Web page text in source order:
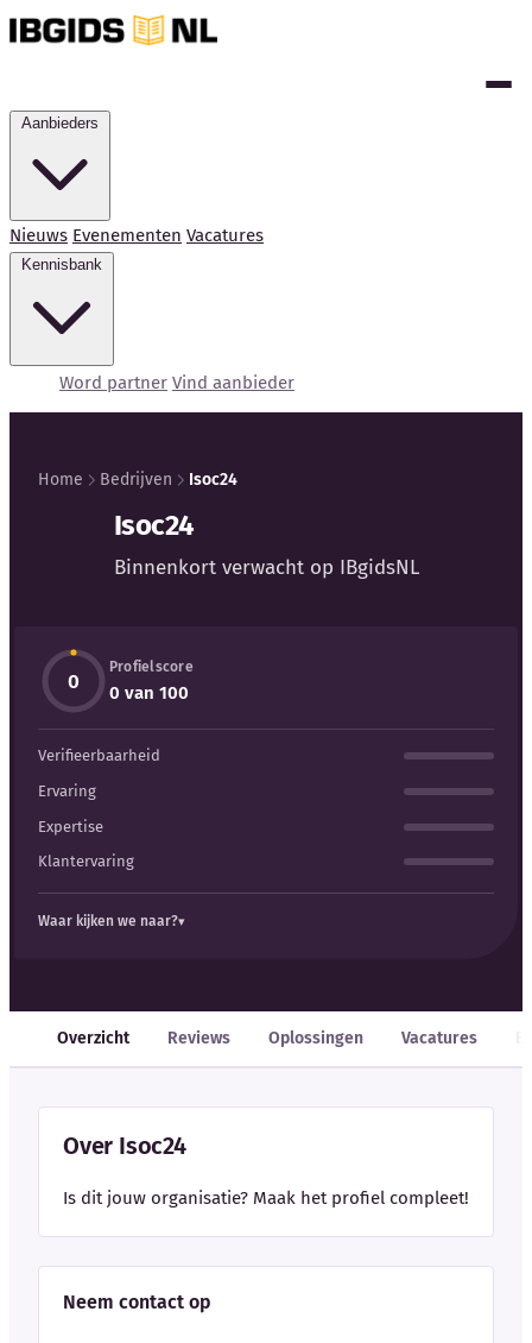
Nieuws Evenementen Vacatures
Word partner Vind aanbieder
Kennisbank
Blog
Bedrijfsupdates
Externe bronnen
Auteurs
Home Bedrijven Isoc24
Isoc24
Binnenkort verwacht op IBgidsNL
0
Profielscore
0 van 100
Verifieerbaarheid
Ervaring
Expertise
Klantervaring
Waar kijken we naar?
Overzicht Reviews Oplossingen Vacatures
Over Isoc24
Is dit jouw organisatie? Maak het profiel compleet!
Neem contact op